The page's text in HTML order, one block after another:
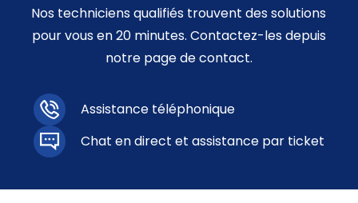
Nos techniciens qualifiés trouvent des solutions
pour vous en 20 minutes. Contactez-les depuis
notre page de contact.
Assistance téléphonique
Chat en direct et assistance par ticket